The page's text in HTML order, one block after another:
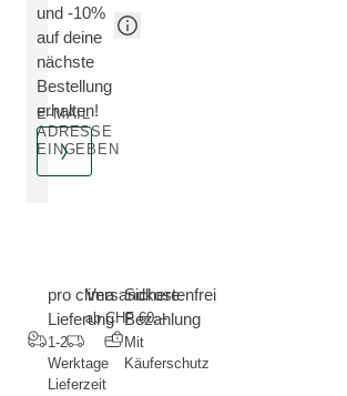
und -10%
auf deine
nächste
Bestellung
erhalten!
E-MAIL
ADRESSE
EINGEBEN
pro clima
Lieferung
1-2
Werktage
Lieferzeit
Versandkostenfrei
ab CHF 60.--
Sichere
Bezahlung
Mit
Käuferschutz